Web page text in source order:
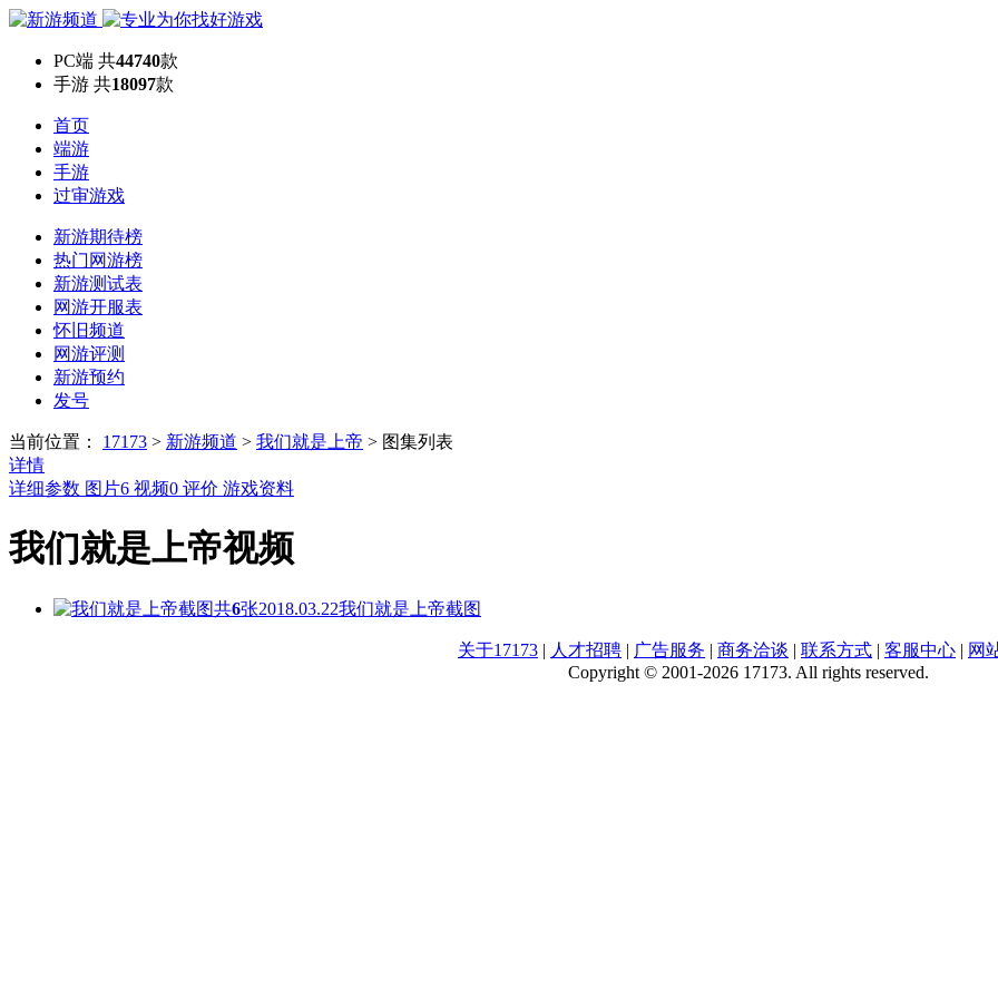
PC端 共44740款
手游 共18097款
首页
端游
手游
过审游戏
新游期待榜
热门网游榜
新游测试表
网游开服表
怀旧频道
网游评测
新游预约
发号
当前位置： 17173 > 新游频道 > 我们就是上帝 > 图集列表
详情
详细参数 图片6 视频0 评价 游戏资料
我们就是上帝视频
共6张2018.03.22我们就是上帝截图
关于17173 | 人才招聘 | 广告服务 | 商务洽谈 | 联系方式 | 客服中心 | 网
Copyright © 2001-2026 17173. All rights reserved.